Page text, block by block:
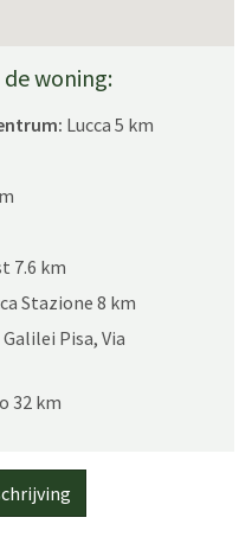
woning:
Lucca 5 km
7.6 km
Stazione 8 km
Pisa, Via
32 km